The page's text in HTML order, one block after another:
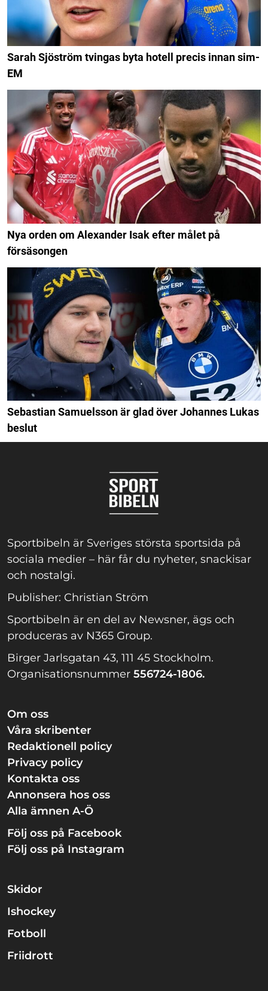
Sarah Sjöström tvingas byta hotell precis innan sim-
EM
Nya orden om Alexander Isak efter målet på
försäsongen
Sebastian Samuelsson är glad över Johannes Lukas
beslut
Sportbibeln är Sveriges största sportsida på
sociala medier – här får du nyheter, snackisar
och nostalgi.
Publisher: Christian Ström
Sportbibeln är en del av Newsner, ägs och
produceras av N365 Group.
Birger Jarlsgatan 43, 111 45 Stockholm.
Organisationsnummer 556724-1806.
Om oss
Våra skribenter
Redaktionell policy
Privacy policy
Kontakta oss
Annonsera hos oss
Alla ämnen A-Ö
Följ oss på Facebook
Följ oss på Instagram
Skidor
Ishockey
Fotboll
Friidrott